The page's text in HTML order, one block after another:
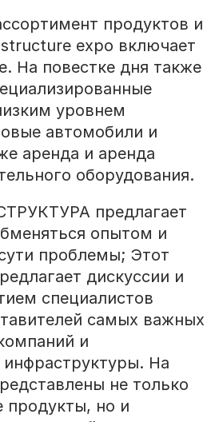
продуктов и
expo включает
На повестке дня также
уровнем
автомобили и
аренда и аренда
оборудования.
предлагает
опытом и
проблемы; Этот
дискуссии и
специалистов
самых важных
и
инфраструктуры. На
не только
продукты, но и